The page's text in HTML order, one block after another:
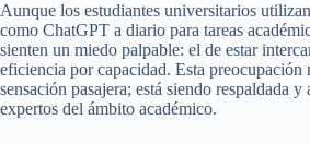
Aunque los estudiantes universitarios
como ChatGPT a diario para tareas
sienten un miedo palpable: el de estar
eficiencia por capacidad. Esta preocupación
sensación pasajera; está siendo respaldada
expertos del ámbito académico.